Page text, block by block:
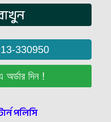
330950
দিন !
পলিসি